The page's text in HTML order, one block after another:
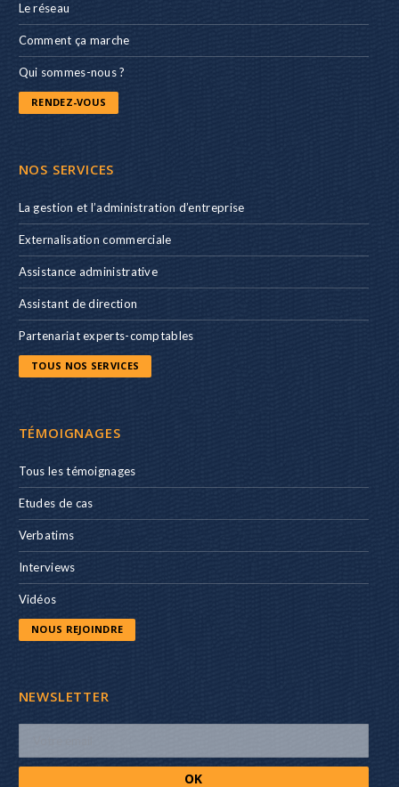
Le réseau
Comment ça marche
Qui sommes-nous ?
RENDEZ-VOUS
NOS SERVICES
La gestion et l’administration d’entreprise
Externalisation commerciale
Assistance administrative
Assistant de direction
Partenariat experts-comptables
TOUS NOS SERVICES
TÉMOIGNAGES
Tous les témoignages
Etudes de cas
Verbatims
Interviews
Vidéos
NOUS REJOINDRE
NEWSLETTER